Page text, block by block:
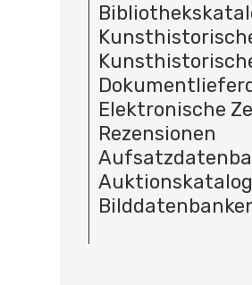
Elektronische
Rezensionen